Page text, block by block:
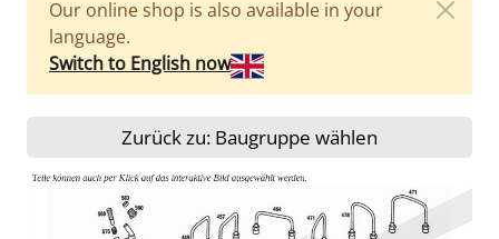
Our online shop is also available in your
language.
Switch to English now
Zurück zu: Baugruppe wählen